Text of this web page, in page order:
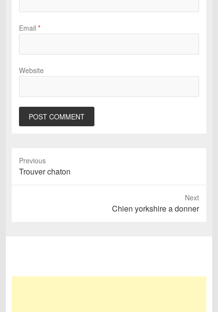
Email *
Website
Previous
Previous
post:
Trouver chaton
Next
Chien yorkshire a donner